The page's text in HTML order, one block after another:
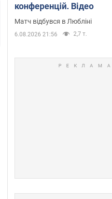
конференцій. Відео
Матч відбувся в Любліні
6.08.2026 21:56 2,7 т.